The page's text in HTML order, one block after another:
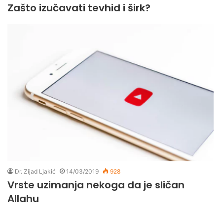
Zašto izučavati tevhid i širk?
Dr. Zijad Ljakić 14/03/2019 928
Vrste uzimanja nekoga da je sličan
Allahu